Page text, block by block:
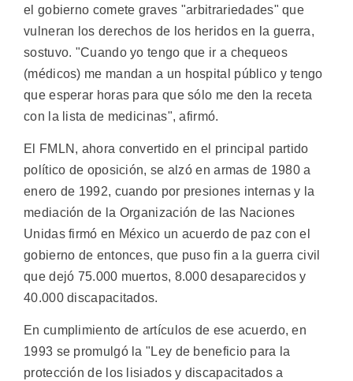
el gobierno comete graves "arbitrariedades" que
vulneran los derechos de los heridos en la guerra,
sostuvo. "Cuando yo tengo que ir a chequeos
(médicos) me mandan a un hospital público y tengo
que esperar horas para que sólo me den la receta
con la lista de medicinas", afirmó.
El FMLN, ahora convertido en el principal partido
político de oposición, se alzó en armas de 1980 a
enero de 1992, cuando por presiones internas y la
mediación de la Organización de las Naciones
Unidas firmó en México un acuerdo de paz con el
gobierno de entonces, que puso fin a la guerra civil
que dejó 75.000 muertos, 8.000 desaparecidos y
40.000 discapacitados.
En cumplimiento de artículos de ese acuerdo, en
1993 se promulgó la "Ley de beneficio para la
protección de los lisiados y discapacitados a